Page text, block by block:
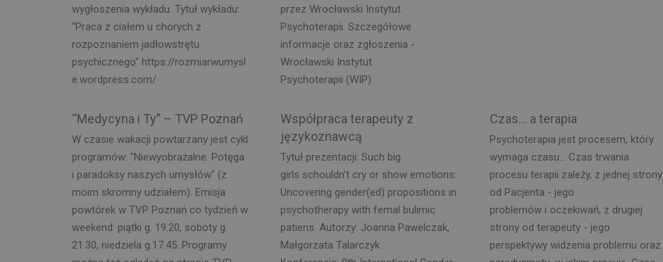
wygłoszenia wykładu. Tytuł wykładu:
"Praca z ciałem u chorych z
rozpoznaniem jadłowstrętu
psychicznego" https://rozmiarwumysl
e.wordpress.com/
przez Wrocławski Instytut
Psychoterapii. Szczegółowe
informacje oraz zgłoszenia -
Wrocławski Instytut
Psychoterapii (WIP).
“Medycyna i Ty” – TVP Poznań
W czasie wakacji powtarzany jest cykl
programów: "Niewyobrażalne. Potęga
i paradoksy naszych umysłów" (z
moim skromny udziałem). Emisja
powtórek w TVP Poznań co tydzień w
weekend: piątki g. 19.20, soboty g.
21.30, niedziela g.17.45. Programy
Współpraca terapeuty z
językoznawcą
Tytuł prezentacji: Such big
girls schouldn’t cry or show emotions:
Uncovering gender(ed) propositions in
psychotherapy with femal bulimic
patiens. Autorzy: Joanna Pawelczak,
Małgorzata Talarczyk
Czas… a terapia
Psychoterapia jest procesem, który
wymaga czasu... Czas trwania
procesu terapii zależy, z jednej strony
od Pacjenta - jego
problemów i oczekiwań, z drugiej
strony od terapeuty - jego
perspektywy widzenia problemu oraz